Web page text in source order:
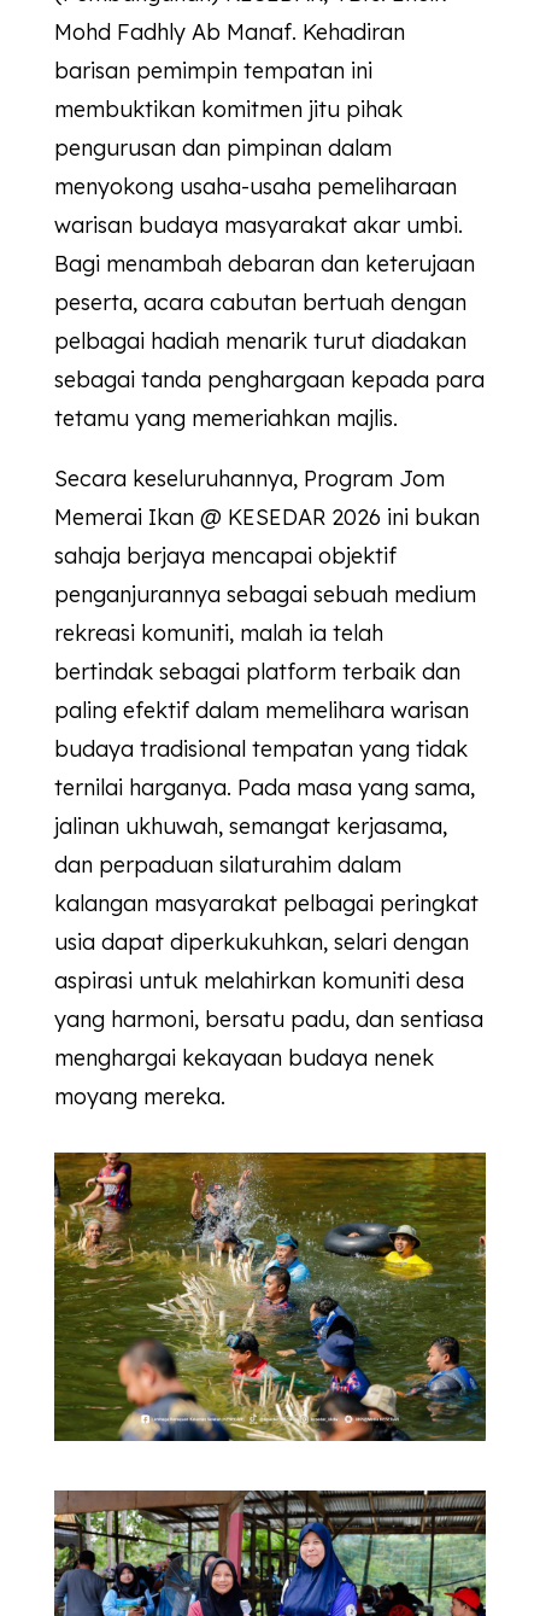
Mohd Fadhly Ab Manaf. Kehadiran
barisan pemimpin tempatan ini
membuktikan komitmen jitu pihak
pengurusan dan pimpinan dalam
menyokong usaha-usaha pemeliharaan
warisan budaya masyarakat akar umbi.
Bagi menambah debaran dan keterujaan
peserta, acara cabutan bertuah dengan
pelbagai hadiah menarik turut diadakan
sebagai tanda penghargaan kepada para
tetamu yang memeriahkan majlis.
Secara keseluruhannya, Program Jom
Memerai Ikan @ KESEDAR2026 ini bukan
sahaja berjaya mencapai objektif
penganjurannya sebagai sebuah medium
rekreasi komuniti, malah ia telah
bertindak sebagai platform terbaik dan
paling efektif dalam memelihara warisan
budaya tradisional tempatan yang tidak
ternilai harganya. Pada masa yang sama,
jalinan ukhuwah, semangat kerjasama,
dan perpaduan silaturahim dalam
kalangan masyarakat pelbagai peringkat
usia dapat diperkukuhkan, selari dengan
aspirasi untuk melahirkan komuniti desa
yang harmoni, bersatu padu, dan sentiasa
menghargai kekayaan budaya nenek
moyang mereka.